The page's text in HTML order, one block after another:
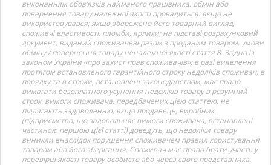
виконанням обов’язків найманого працівника. обмін або
повернення товару належної якості провадиться: якщо не
використовувався; якщо збережено його товарний вигляд,
споживчі властивості, пломби, ярлики; на підставі розрахунковий
документ, виданий споживачеві разом з проданим товаром. умови
обміну / повернення товару неналежної якості стаття 8. Згідно із
законом України «про захист прав споживачів»: в разі виявлення
протягом встановленого гарантійного строку недоліків споживач, в
порядку та в строки, встановлені законодавством, має право
вимагати безоплатного усунення недоліків товару в розумний
строк. вимоги споживача, передбачених цією статтею, не
підлягають задоволенню, якщо продавець, виробник
(підприємство, що задовольняє вимоги споживача, встановлені
частиною першою цієї статті) доведуть, що недоліки товару
виникли внаслідок порушення споживачем правил користування
товаром або його зберігання. Споживач має право брати участь у
перевірці якості товару особисто або через свого представника.